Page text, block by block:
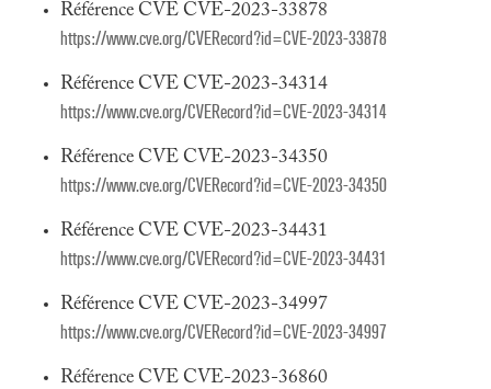
Référence CVE CVE-2023-33878
https://www.cve.org/CVERecord?id=CVE-2023-33878
Référence CVE CVE-2023-34314
https://www.cve.org/CVERecord?id=CVE-2023-34314
Référence CVE CVE-2023-34350
https://www.cve.org/CVERecord?id=CVE-2023-34350
Référence CVE CVE-2023-34431
https://www.cve.org/CVERecord?id=CVE-2023-34431
Référence CVE CVE-2023-34997
https://www.cve.org/CVERecord?id=CVE-2023-34997
Référence CVE CVE-2023-36860